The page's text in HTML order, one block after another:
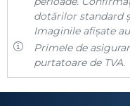
dotărilor standard
Imaginile afișate
Primele de
purtatoare de TVA.